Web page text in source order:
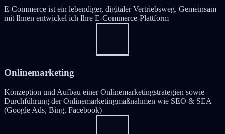
E-Commerce ist ein lebendiger, digitaler Vertriebsweg. Gemeinsam
mit Ihnen entwickel ich Ihre E-Commerce-Plattform
Onlinemarketing
Konzeption und Aufbau einer Onlinemarketingstrategien sowie
Durchführung der Onlinemarketingmaßnahmen wie SEO & SEA
(Google Ads, Bing, Facebook)